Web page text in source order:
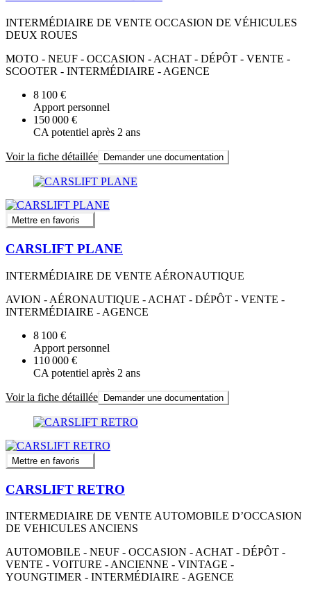
INTERMÉDIAIRE DE VENTE OCCASION DE VÉHICULES
DEUX ROUES
MOTO - NEUF - OCCASION - ACHAT - DÉPÔT - VENTE -
SCOOTER - INTERMÉDIAIRE - AGENCE
8 100 €
Apport personnel
150 000 €
CA potentiel après 2 ans
Voir la fiche détaillée Demander une documentation
Mettre en favoris
CARSLIFT PLANE
INTERMÉDIAIRE DE VENTE AÉRONAUTIQUE
AVION - AÉRONAUTIQUE - ACHAT - DÉPÔT - VENTE -
INTERMÉDIAIRE - AGENCE
8 100 €
Apport personnel
110 000 €
CA potentiel après 2 ans
Voir la fiche détaillée Demander une documentation
Mettre en favoris
CARSLIFT RETRO
INTERMEDIAIRE DE VENTE AUTOMOBILE D’OCCASION
DE VEHICULES ANCIENS
AUTOMOBILE - NEUF - OCCASION - ACHAT - DÉPÔT -
VENTE - VOITURE - ANCIENNE - VINTAGE -
YOUNGTIMER - INTERMÉDIAIRE - AGENCE